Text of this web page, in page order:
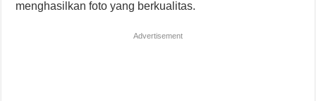
menghasilkan foto yang berkualitas.
Advertisement